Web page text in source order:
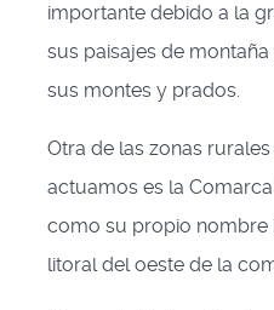
importante debido a la
sus paisajes de
sus montes y prados.
Otra de las zonas
actuamos es la
como su propio nombre
litoral del oeste de la